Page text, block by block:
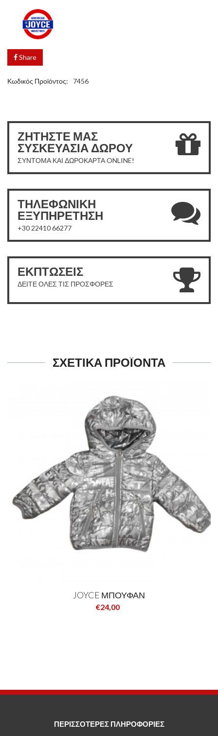
Share
Κωδικός Προϊόντος: 7456
ΖΗΤΗΣΤΕ ΜΑΣ
ΣΥΣΚΕΥΑΣΙΑ ΔΩΡΟΥ
ΣΥΝΤΟΜΑ ΚΑΙ ΔΩΡΟΚΑΡΤΑ ONLINE!
ΤΗΛΕΦΩΝΙΚΗ
ΕΞΥΠΗΡΕΤΗΣΗ
+30 22410 66277
ΕΚΠΤΩΣΕΙΣ
ΔΕΙΤΕ ΟΛΕΣ ΤΙΣ ΠΡΟΣΦΟΡΕΣ
ΣΧΕΤΙΚΑ ΠΡΟΪΟΝΤΑ
JOYCE ΜΠΟΥΦΑΝ
€24,00
ΠΕΡΙΣΣΟΤΕΡΕΣ ΠΛΗΡΟΦΟΡΙΕΣ